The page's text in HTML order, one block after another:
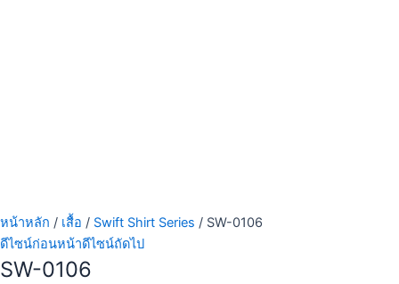
หน้าหลัก / เสื้อ / Swift Shirt Series / SW-0106
ดีไซน์ก่อนหน้าดีไซน์ถัดไป
SW-0106